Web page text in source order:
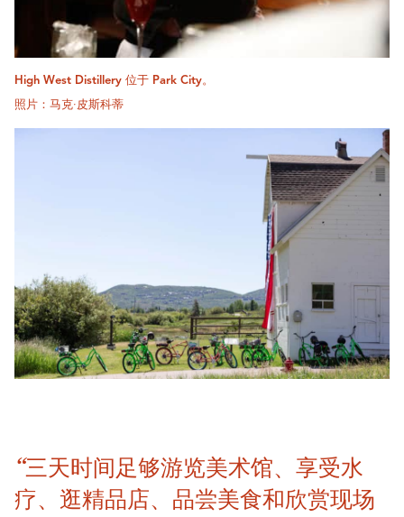
High West Distillery 位于 Park City。
照片：马克·皮斯科蒂
“三天时间足够游览美术馆、享受水
疗、逛精品店、品尝美食和欣赏现场